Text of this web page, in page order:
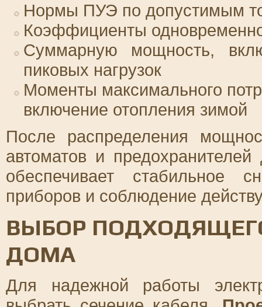
Нормы ПУЭ по допустимым
Коэффициенты
Суммарную мощность,
пиковых нагрузок
Моменты максимального
включение отопления зимой
После распределения
автоматов и
обеспечивает стабильное
приборов и соблюдение
ВЫБОР
ДОМА
Для надежной работы